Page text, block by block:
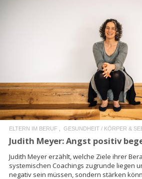
READ MORE
ELTERN IM BERUF GESUNDHEIT / KÖRPER &
Judith Meyer: Angst positiv
Judith Meyer erzählt, welche Ziele ihrer
systemischen Coachings zugrunde liegen
negativ sein müssen, sondern stärken